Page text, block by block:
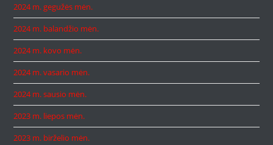
2024 m. gegužės mėn.
2024 m. balandžio mėn.
2024 m. kovo mėn.
2024 m. vasario mėn.
2024 m. sausio mėn.
2023 m. liepos mėn.
2023 m. birželio mėn.